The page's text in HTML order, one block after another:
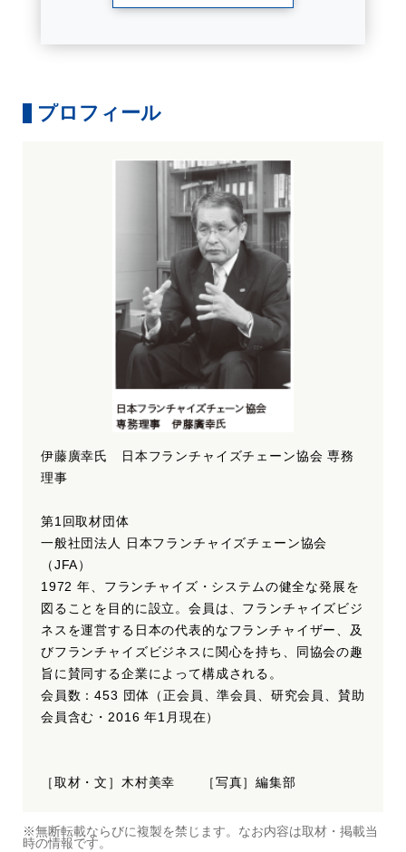
プロフィール
伊藤廣幸氏 日本フランチャイズチェーン協会 専務
理事
第1回取材団体
一般社団法人 日本フランチャイズチェーン協会
（JFA）
1972 年、フランチャイズ・システムの健全な発展を
図ることを目的に設立。会員は、フランチャイズビジ
ネスを運営する日本の代表的なフランチャイザー、及
びフランチャイズビジネスに関心を持ち、同協会の趣
旨に賛同する企業によって構成される。
会員数：453 団体（正会員、準会員、研究会員、賛助
会員含む・2016 年1月現在）
［取材・文］木村美幸 ［写真］編集部
※無断転載ならびに複製を禁じます。なお内容は取材・掲載当
時の情報です。